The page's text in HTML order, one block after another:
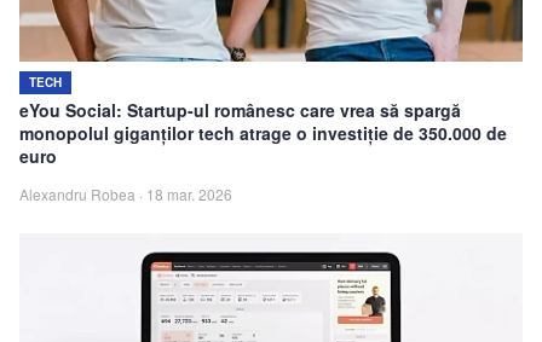
TECH
eYou Social: Startup-ul românesc care vrea să spargă
monopolul giganților tech atrage o investiție de 350.000 de
euro
Alexandru Robea · 18 mar. 2026